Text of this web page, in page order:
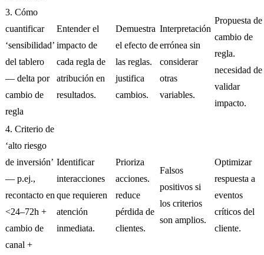
3. Cómo
cuantificar
‘sensibilidad’
del tablero
— delta por
cambio de
regla
Entender el
impacto de
cada regla de
atribución en
resultados.
Demuestra
el efecto de
las reglas.
justifica
cambios.
Interpretación
errónea sin
considerar
otras
variables.
Propuesta de
cambio de
regla.
necesidad de
validar
impacto.
4. Criterio de
‘alto riesgo
de inversión’
— p.ej.,
recontacto en
<24–72h +
cambio de
canal +
Identificar
interacciones
que requieren
atención
inmediata.
Prioriza
acciones.
reduce
pérdida de
clientes.
Falsos
positivos si
los criterios
son amplios.
Optimizar
respuesta a
eventos
críticos del
cliente.